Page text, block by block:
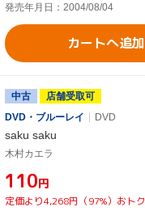
発売年月日：2004/08/04
カートへ追加
中古
店舗受取可
DVD・ブルーレイ
DVD
saku saku
木村カエラ
¥110円
定価より4,268円（97%）おトク